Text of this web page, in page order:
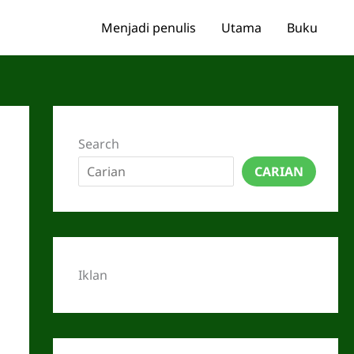
Menjadi penulis Utama Buku
Search
CARIAN
Iklan